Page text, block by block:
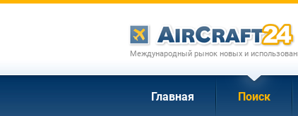
Международный рынок новых и
Главная Поиск